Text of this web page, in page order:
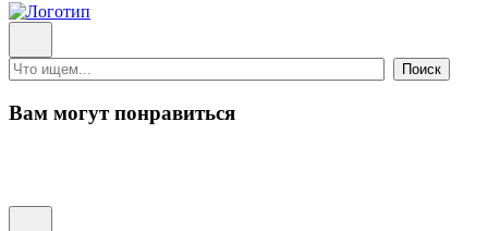
Поиск
Вам могут понравиться